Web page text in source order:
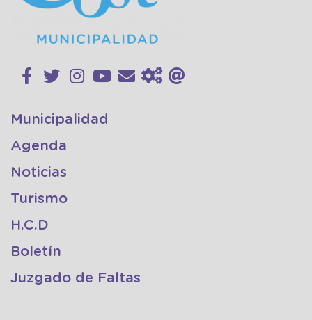
Municipalidad
Agenda
Noticias
Turismo
H.C.D
Boletín
Juzgado de Faltas